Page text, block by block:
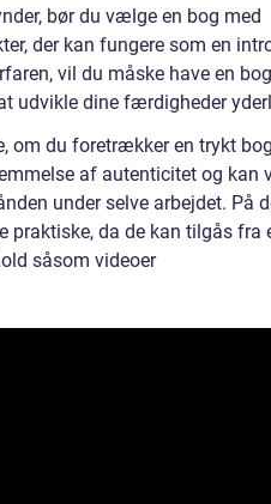
bør du vælge en bog med
der kan fungere som en
vil du måske have en
udvikle dine færdigheder
om du foretrækker en trykt
af autenticitet og kan
under selve arbejdet. På
praktiske, da de kan tilgås fra
såsom videoer